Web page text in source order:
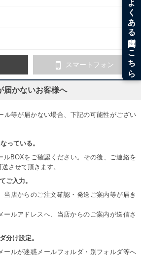
スマートフォン
届かないお客様へ
ル等が届かない場合、下記の可能性がござい
っている。
ルBOXをご確認ください。その後、ご連絡を
させて頂きます。
ご入力。
当店からのご注文確認・発送ご案内等が届き
ールアドレスへ、当店からのご案内が送信さ
分け設定。
ールが迷惑メールフォルダ・別フォルダ等へ